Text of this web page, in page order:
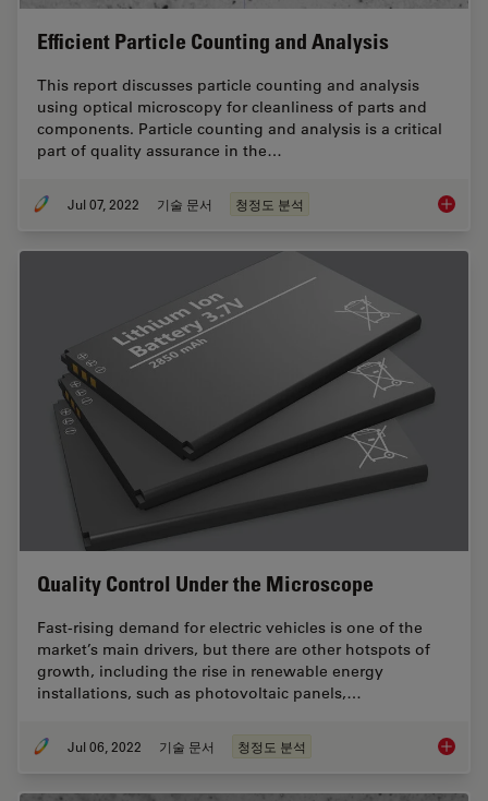
Efficient Particle Counting and Analysis
This report discusses particle counting and analysis
using optical microscopy for cleanliness of parts and
components. Particle counting and analysis is a critical
part of quality assurance in the…
Jul 07, 2022 기술 문서 청정도 분석
Quality Control Under the Microscope
Fast-rising demand for electric vehicles is one of the
market’s main drivers, but there are other hotspots of
growth, including the rise in renewable energy
installations, such as photovoltaic panels,…
Jul 06, 2022 기술 문서 청정도 분석 Quality